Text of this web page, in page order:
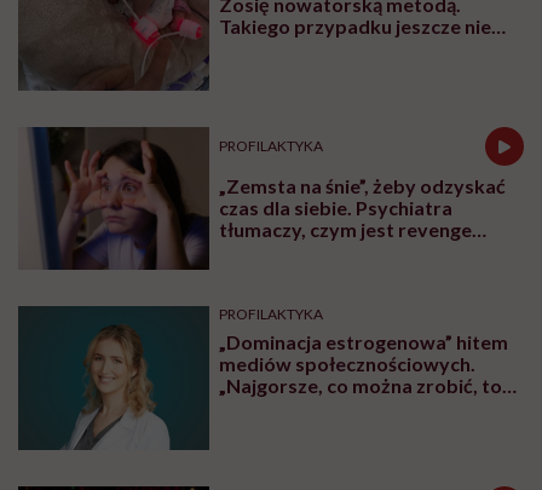
Takiego przypadku jeszcze nie
PROFILAKTYKA
„Zemsta na śnie”, żeby odzyskać
czas dla siebie. Psychiatra
tłumaczy, czym jest revenge
PROFILAKTYKA
„Dominacja estrogenowa” hitem
mediów społecznościowych.
„Najgorsze, co można zrobić, to